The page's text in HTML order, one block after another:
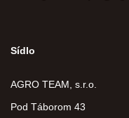
Sídlo
AGRO TEAM, s.r.o.
Pod Táborom 43